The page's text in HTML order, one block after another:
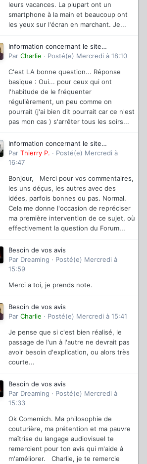
leurs vacances. La plupart ont un
smartphone à la main et beaucoup ont
les yeux sur l'écran en marchant. Je...
Information concernant le site
magazinevideo
Par Charlie · Posté(e) Mercredi à 18:10
C'est LA bonne question... Réponse
basique : Oui... pour ceux qui ont
l'habitude de le fréquenter
régulièrement, un peu comme on
pourrait (j'ai bien dit pourrait car ce n'est
pas mon cas ) s'arrêter tous les soirs...
Information concernant le site
magazinevideo
Par Thierry P. · Posté(e) Mercredi à
16:47
Bonjour, Merci pour vos commentaires,
les uns déçus, les autres avec des
idées, parfois bonnes ou pas. Normal.
Cela me donne l'occasion de repréciser
ma première intervention de ce sujet, où
effectivement la question du Forum...
Besoin de vos avis
Par Dreaming · Posté(e) Mercredi à
15:59
Merci a toi, je prends note.
Besoin de vos avis
Par Charlie · Posté(e) Mercredi à 15:41
Je pense que si c'est bien réalisé, le
passage de l'un à l'autre ne devrait pas
avoir besoin d'explication, ou alors très
courte...
Besoin de vos avis
Par Dreaming · Posté(e) Mercredi à
15:33
Ok Comemich. Ma philosophie de
couturière, ma prétention et ma pauvre
maîtrise du langage audiovisuel te
remercient pour ton avis qui m'aide à
m'améliorer. Charlie, je te remercie